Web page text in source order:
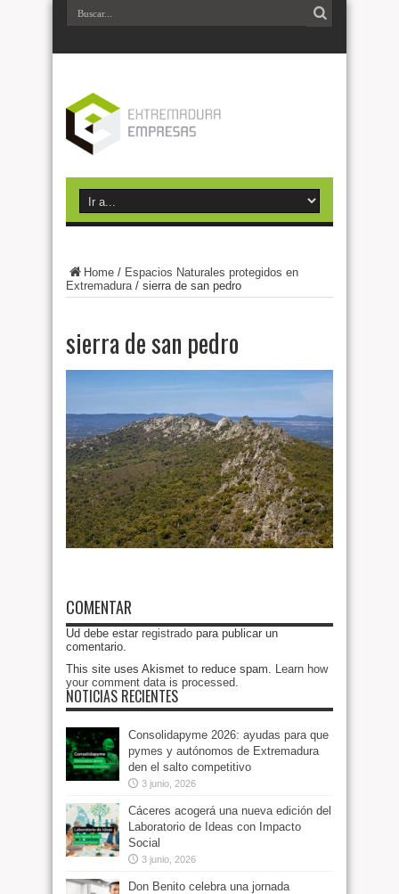
Home / Espacios Naturales protegidos en
Extremadura/ sierra de san pedro
sierra de san pedro
COMENTAR
Ud debe estar registrado para publicar un
comentario.
This site uses Akismet to reduce spam. Learn how
your comment data is processed.
NOTICIAS RECIENTES
Consolidapyme 2026: ayudas para que
pymes y autónomos de Extremadura
den el salto competitivo
3 junio, 2026
Cáceres acogerá una nueva edición del
Laboratorio de Ideas con Impacto
Social
3 junio, 2026
Don Benito celebra una jornada